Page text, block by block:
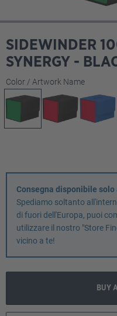
SIDEWINDER
SYNERGY -
Seleziona
Color / Artwork Name
Consegna disponibile
Spediamo soltanto
di fuori dell'Europa, puoi
utilizzare il nostro "Store
vicino a te!
BUY